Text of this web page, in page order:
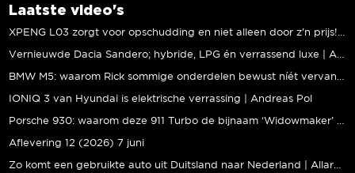
Laatste video's
IONIQ 3 van Hyundai is elektrische verrassing | Andreas Pol
Aflevering 12 (2026) 7 juni